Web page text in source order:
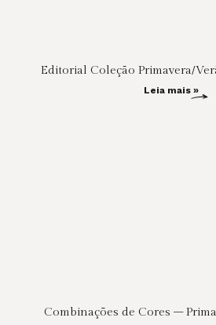
Editorial Coleção Primavera/
Leia mais »
Combinações de Cores –